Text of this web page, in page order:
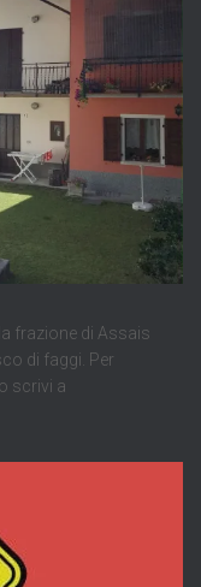
frazione di Assais
di faggi. Per
scrivi a